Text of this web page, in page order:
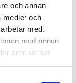
och annan
medier och
med.
med annan
som de har